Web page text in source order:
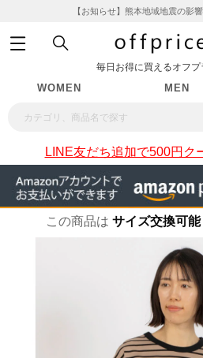
【お知らせ】熊本地域地震の影
毎日お得に買えるオフプ
WOMEN MEN
LINE友だち追加で500円ク
この商品は サイズ交換可